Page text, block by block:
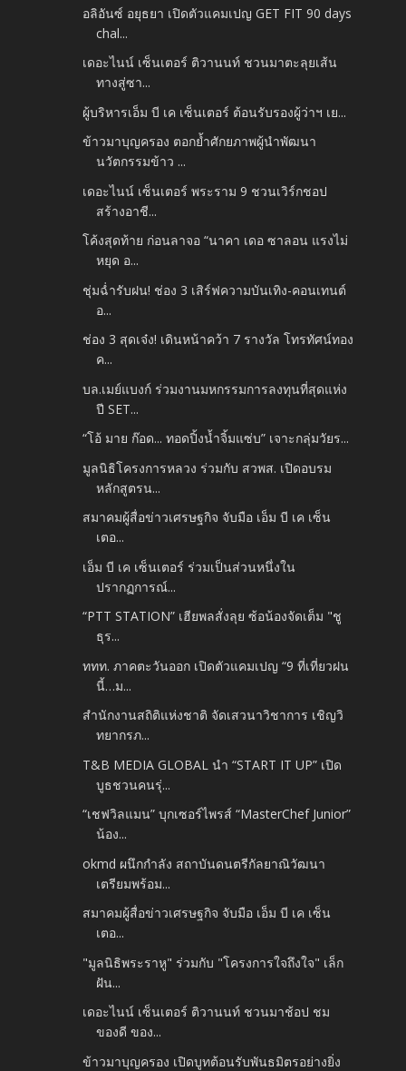
อลิอันซ์ อยุธยา เปิดตัวแคมเปญ GET FIT 90 days
chal...
เดอะไนน์ เซ็นเตอร์ ติวานนท์ ชวนมาตะลุยเส้น
ทางสู่ซา...
ผู้บริหารเอ็ม บี เค เซ็นเตอร์ ต้อนรับรองผู้ว่าฯ เย...
ข้าวมาบุญครอง ตอกย้ำศักยภาพผู้นำพัฒนา
นวัตกรรมข้าว ...
เดอะไนน์ เซ็นเตอร์ พระราม 9 ชวนเวิร์กชอป
สร้างอาชี...
โค้งสุดท้าย ก่อนลาจอ “นาคา เดอ ซาลอน แรงไม่
หยุด อ...
ชุ่มฉ่ำรับฝน! ช่อง 3 เสิร์ฟความบันเทิง-คอนเทนต์
อ...
ช่อง 3 สุดเจ๋ง! เดินหน้าคว้า 7 รางวัล โทรทัศน์ทอง
ค...
บล.เมย์แบงก์ ร่วมงานมหกรรมการลงทุนที่สุดแห่ง
ปี SET...
“โอ้ มาย ก๊อด... ทอดปิ้งน้ำจิ้มแซ่บ” เจาะกลุ่มวัยร...
มูลนิธิโครงการหลวง ร่วมกับ สวพส. เปิดอบรม
หลักสูตรน...
สมาคมผู้สื่อข่าวเศรษฐกิจ จับมือ เอ็ม บี เค เซ็น
เตอ...
เอ็ม บี เค เซ็นเตอร์ ร่วมเป็นส่วนหนึ่งใน
ปรากฏการณ์...
“PTT STATION” เฮียพลสั่งลุย ซ้อน้องจัดเต็ม "ชู
ธุร...
ททท. ภาคตะวันออก เปิดตัวแคมเปญ “9 ที่เที่ยวฝน
นี้…ม...
สำนักงานสถิติแห่งชาติ จัดเสวนาวิชาการ เชิญวิ
ทยากรภ...
T&B MEDIA GLOBAL นำ “START IT UP” เปิด
บูธชวนคนรุ่...
“เชฟวิลแมน” บุกเซอร์ไพรส์ “MasterChef Junior”
น้อง...
okmd ผนึกกำลัง สถาบันดนตรีกัลยาณิวัฒนา
เตรียมพร้อม...
สมาคมผู้สื่อข่าวเศรษฐกิจ จับมือ เอ็ม บี เค เซ็น
เตอ...
"มูลนิธิพระราหู" ร่วมกับ "โครงการใจถึงใจ" เล็ก
ฝัน...
เดอะไนน์ เซ็นเตอร์ ติวานนท์ ชวนมาช้อป ชม
ของดี ของ...
ข้าวมาบุญครอง เปิดบูทต้อนรับพันธมิตรอย่างยิ่ง